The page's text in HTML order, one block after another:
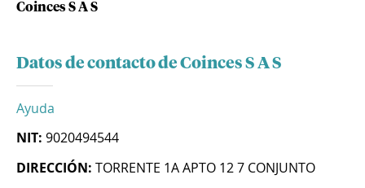
Coinces S A S
Datos de contacto de Coinces S A S
Ayuda
NIT: 9020494544
DIRECCIÓN: TORRENTE 1A APTO 12 7 CONJUNTO